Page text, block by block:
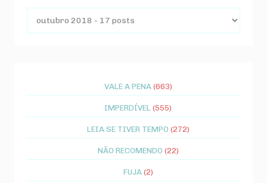
VALE A PENA (663)
IMPERDÍVEL(555)
LEIA SE TIVER TEMPO (272)
NÃO RECOMENDO (22)
FUJA (2)